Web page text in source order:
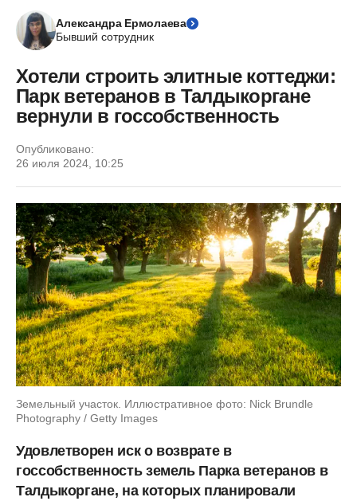
Александра Ермолаева
Бывший сотрудник
Хотели строить элитные коттеджи:
Парк ветеранов в Талдыкоргане
вернули в госсобственность
Опубликовано:
26 июля 2024, 10:25
Земельный участок. Иллюстративное фото: Nick Brundle
Photography / Getty Images
Удовлетворен иск о возврате в
госсобственность земель Парка ветеранов в
Талдыкоргане, на которых планировали